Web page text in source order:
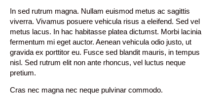
In sed rutrum magna. Nullam euismod metus ac sagittis
viverra. Vivamus posuere vehicula risus a eleifend. Sed vel
metus lacus. In hac habitasse platea dictumst. Morbi lacinia
fermentum mi eget auctor. Aenean vehicula odio justo, ut
gravida ex porttitor eu. Fusce sed blandit mauris, in tempus
nisl. Sed rutrum elit non ante rhoncus, vel luctus neque
pretium.
Cras nec magna nec neque pulvinar commodo.